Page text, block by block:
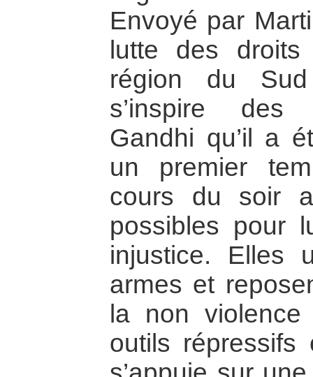
Envoyé par
lutte des
région du
s’inspire des
Gandhi qu’il a
un premier
cours du soir
possibles pour
injustice. Elles
armes et
la non
outils répressifs